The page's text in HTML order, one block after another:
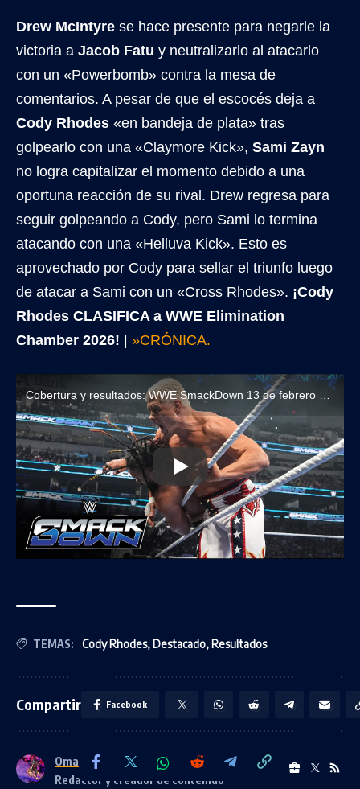
Drew McIntyre se hace presente para negarle la
victoria a Jacob Fatu y neutralizarlo al atacarlo
con un «Powerbomb» contra la mesa de
comentarios. A pesar de que el escocés deja a
Cody Rhodes «en bandeja de plata» tras
golpearlo con una «Claymore Kick», Sami Zayn
no logra capitalizar el momento debido a una
oportuna reacción de su rival. Drew regresa para
seguir golpeando a Cody, pero Sami lo termina
atacando con una «Helluva Kick». Esto es
aprovechado por Cody para sellar el triunfo luego
de atacar a Sami con un «Cross Rhodes». ¡Cody
Rhodes CLASIFICA a WWE Elimination
Chamber 2026!
»CRÓNICA.
TEMAS: Cody Rhodes,Destacado,Resultados
Compartir Facebook
Omarufaito
Redactor y creador de contenido